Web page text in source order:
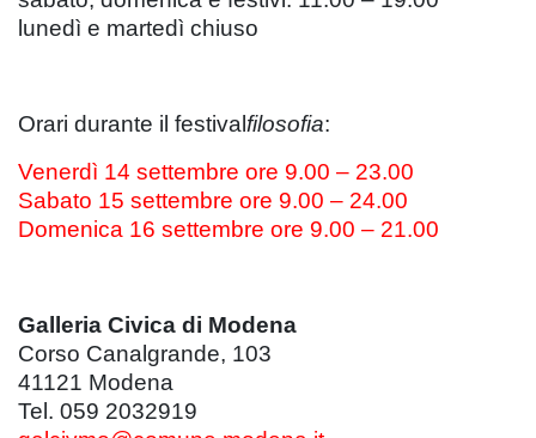
lunedì e martedì chiuso
Orari durante il festivalfilosofia:
Venerdì 14 settembre ore 9.00 – 23.00
Sabato 15 settembre ore 9.00 – 24.00
Domenica 16 settembre ore 9.00 – 21.00
Galleria Civica di Modena
Corso Canalgrande, 103
41121 Modena
Tel. 059 2032919